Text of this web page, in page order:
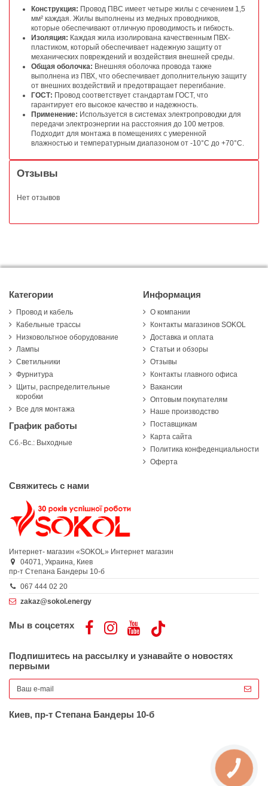
Конструкция: Провод ПВС имеет четыре жилы с сечением 1,5
мм² каждая. Жилы выполнены из медных проводников,
которые обеспечивают отличную проводимость и гибкость.
Изоляция: Каждая жила изолирована качественным ПВХ-
пластиком, который обеспечивает надежную защиту от
механических повреждений и воздействия внешней среды.
Общая оболочка: Внешняя оболочка провода также
выполнена из ПВХ, что обеспечивает дополнительную защиту
от внешних воздействий и предотвращает перегибание.
ГОСТ: Провод соответствует стандартам ГОСТ, что
гарантирует его высокое качество и надежность.
Применение: Используется в системах электропроводки для
передачи электроэнергии на расстояния до 100 метров.
Подходит для монтажа в помещениях с умеренной
влажностью и температурным диапазоном от -10°C до +70°C.
Отзывы
Нет отзывов
Категории
Провод и кабель
Кабельные трассы
Низковольтное оборудование
Лампы
Светильники
Фурнитура
Щиты, распределительные
коробки
Все для монтажа
График работы
Сб.-Вс.: Выходные
Информация
О компании
Контакты магазинов SOKOL
Доставка и оплата
Статьи и обзоры
Отзывы
Контакты главного офиса
Вакансии
Оптовым покупателям
Наше производство
Поставщикам
Карта сайта
Политика конфеденциальности
Оферта
Свяжитесь с нами
Интернет- магазин «SOKOL» Интернет магазин
04071, Украина, Киев
пр-т Степана Бандеры 10-б
067 444 02 20
zakaz@sokol.energy
Мы в соцсетях
Подпишитесь на рассылку и узнавайте о новостях
первыми
Киев, пр-т Степана Бандеры 10-б
КНОПКА
ЗВ'ЯЗКУ